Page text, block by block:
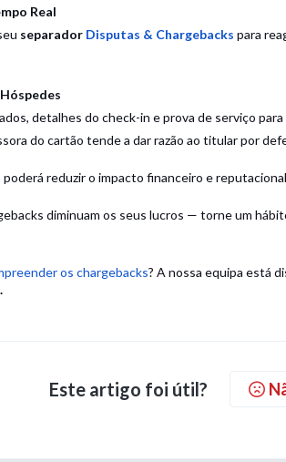
Real
separador Disputas & Chargebacks para
detalhes do check-in e prova de serviço
do cartão tende a dar razão ao titular por
reduzir o impacto financeiro e
diminuam os seus lucros — torne um
os chargebacks? A nossa equipa está
.
Este artigo foi útil?